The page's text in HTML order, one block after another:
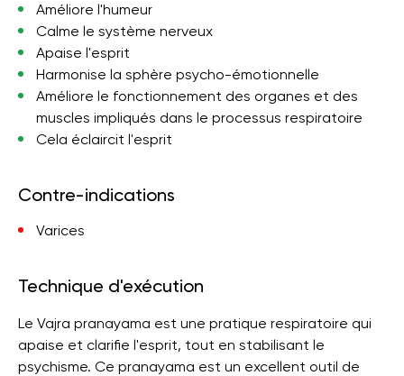
Améliore l'humeur
Calme le système nerveux
Apaise l'esprit
Harmonise la sphère psycho-émotionnelle
Améliore le fonctionnement des organes et des
muscles impliqués dans le processus respiratoire
Cela éclaircit l'esprit
Contre-indications
Varices
Technique d'exécution
Le Vajra pranayama est une pratique respiratoire qui
apaise et clarifie l'esprit, tout en stabilisant le
psychisme. Ce pranayama est un excellent outil de